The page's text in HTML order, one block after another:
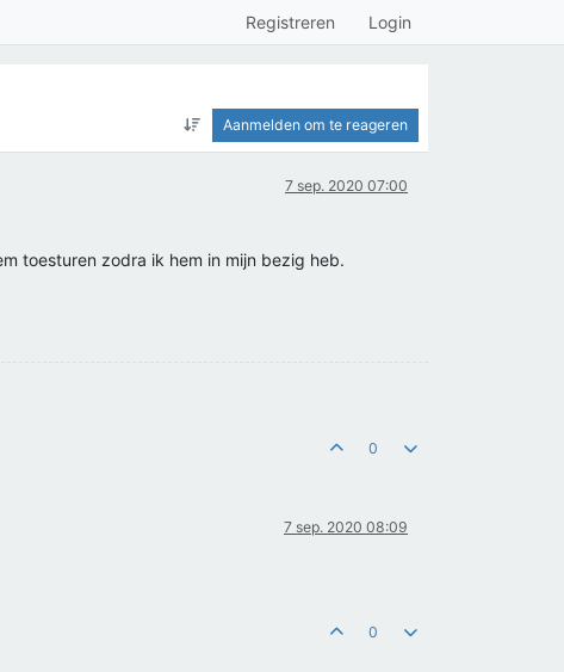
Registreren Login
Aanmelden om te reageren
7 sep. 2020 07:00
toesturen zodra ik hem in mijn bezig heb.
0
7 sep. 2020 08:09
0